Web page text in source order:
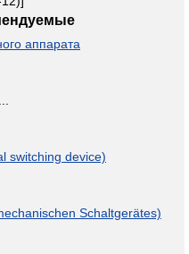
аппарата
switching device)
Schaltgerätes)